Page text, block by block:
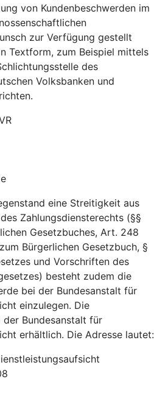
von Kundenbeschwerden im
zur Verfügung gestellt
Textform, zum Beispiel mittels
des
Volksbanken und
eine Streitigkeit aus
Zahlungsdiensterechts (§§
Gesetzbuches, Art. 248
Bürgerlichen Gesetzbuch, §
und Vorschriften des
besteht zudem die
bei der Bundesanstalt für
einzulegen. Die
Bundesanstalt für
erhältlich. Die Adresse lautet: